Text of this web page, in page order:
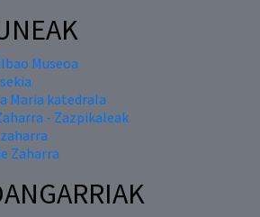
Museoa
Maria katedrala
- Zazpikaleak
Zaharra